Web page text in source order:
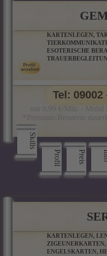
KARTENLEGEN,
ESOTERISCHE
Skills
Profil
Preis
Tel: 09002
KARTENLEGEN,
ENGELSKARTEN,